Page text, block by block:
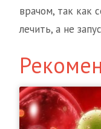
врачом, так как
лечить, а не